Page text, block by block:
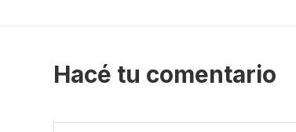
Hacé tu comentario